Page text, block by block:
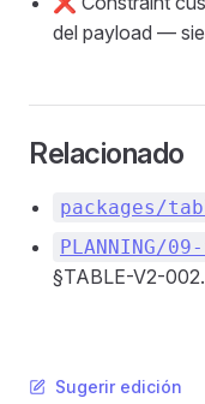
del payload —
Relacionado
packages/
PLANNING/
§TABLE-V2-
Sugerir edición